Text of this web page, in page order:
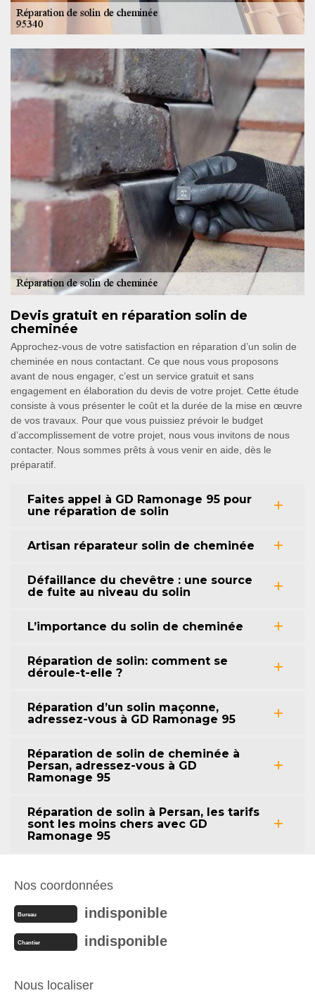
Devis gratuit en réparation solin de
cheminée
Approchez-vous de votre satisfaction en réparation d’un solin de
cheminée en nous contactant. Ce que nous vous proposons
avant de nous engager, c’est un service gratuit et sans
engagement en élaboration du devis de votre projet. Cette étude
consiste à vous présenter le coût et la durée de la mise en œuvre
de vos travaux. Pour que vous puissiez prévoir le budget
d’accomplissement de votre projet, nous vous invitons de nous
contacter. Nous sommes prêts à vous venir en aide, dès le
préparatif.
Faites appel à GD Ramonage 95 pour
une réparation de solin
Artisan réparateur solin de cheminée
Défaillance du chevêtre : une source
de fuite au niveau du solin
L’importance du solin de cheminée
Réparation de solin: comment se
déroule-t-elle ?
Réparation d’un solin maçonne,
adressez-vous à GD Ramonage 95
Réparation de solin de cheminée à
Persan, adressez-vous à GD
Ramonage 95
Réparation de solin à Persan, les tarifs
sont les moins chers avec GD
Ramonage 95
Nos coordonnées
Bureau indisponible
Chantier indisponible
Nous localiser